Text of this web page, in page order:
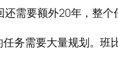
需要额外20年，整个
务需要大量规划。班